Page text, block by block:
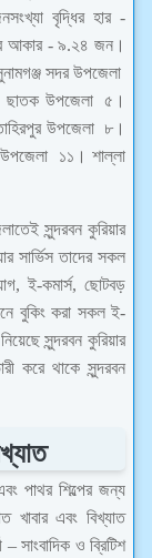
বৃদ্ধির হার -
আকার - ৯.২৪ জন।
সদর উপজেলা
ছাতক উপজেলা ৫।
উপজেলা ৮।
উপজেলা ১১। শাল্লা
সুন্দরবন ‍কুরিয়ার
সার্ভিস তাদের সকল
ই-কমার্স, ছোটবড়
বুকিং করা সকল ই-
সুন্দরবন কুরিয়ার
করে থাকে সুন্দরবন
পাথর শিল্পের জন্য
খাবার এবং বিখ্যাত
সাংবাদিক ও ব্রিটিশ